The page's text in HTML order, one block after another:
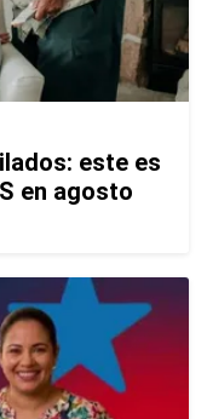
este es
en agosto